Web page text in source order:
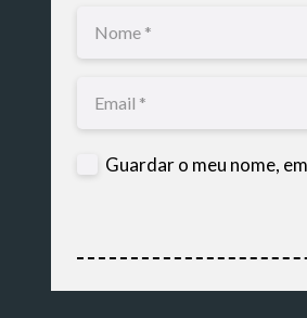
Guardar o meu nome,